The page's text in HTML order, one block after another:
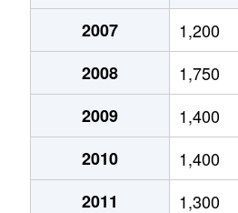
北鬼柳
2,900万円
2,800万円
下江釣子
1,000万円
2007
1,200
2008
1,750
2009
1,400
2010
1,400
2011
1,300